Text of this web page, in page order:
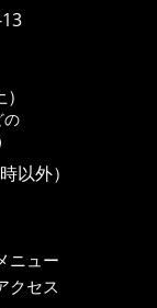
の
以外）
ニュー
クセス